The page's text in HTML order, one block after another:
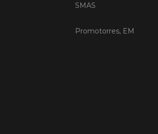
SMAS
Promotorres, EM